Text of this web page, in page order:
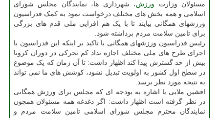
مسئولان وزارت ورزش، شهرداری ها، نمایندگان مجلس شورای
اسلامی و همه بخش های مختلف درخواست نمود به کمک فدراسیون
ورزشهای همگانی بیایند تا با یک هم افزایی ملی قدم های بزرگی
برای تامین سلامت مردم برداشته شود.
رئیس فدراسیون ورزشهای همگانی با تاکید بر اینکه این فدراسیون با
اجرای طرح های ملی مختلف اجازه نداد کم تحرکی در دوران کرونا
بیش از حد گسترش پیدا کند اظهار داشت: تا آن زمان که یک موضوع
در سطح اول کشور به اولویت تبدیل نشود، کوشش های ما نمی تواند
به نتیجه مورد نظر برسد.
افشین ملایی با اشاره به بودجه ای که مجلس برای ورزش همگانی
در نظر گرفته است اظهار داشت: اگر دغدغه همه مسئولان همچون
نمایندگان محترم مجلس شورای اسلامی تامین سلامت مردم و